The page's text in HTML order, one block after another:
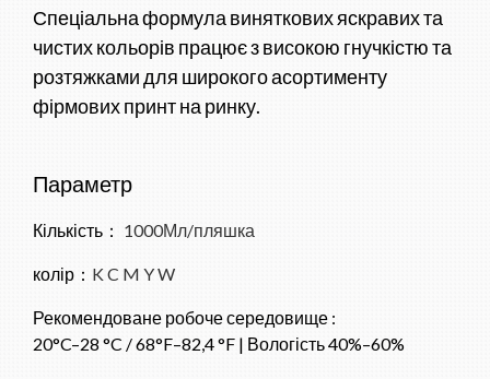
Спеціальна формула виняткових яскравих та
чистих кольорів працює з високою гнучкістю та
розтяжками для широкого асортименту
фірмових принт на ринку.
Параметр
Кількість： 1000Мл/пляшка
колір： K C M Y W
Рекомендоване робоче середовище :
20°C–28 °C / 68°F–82,4 °F | Вологість 40%–60%